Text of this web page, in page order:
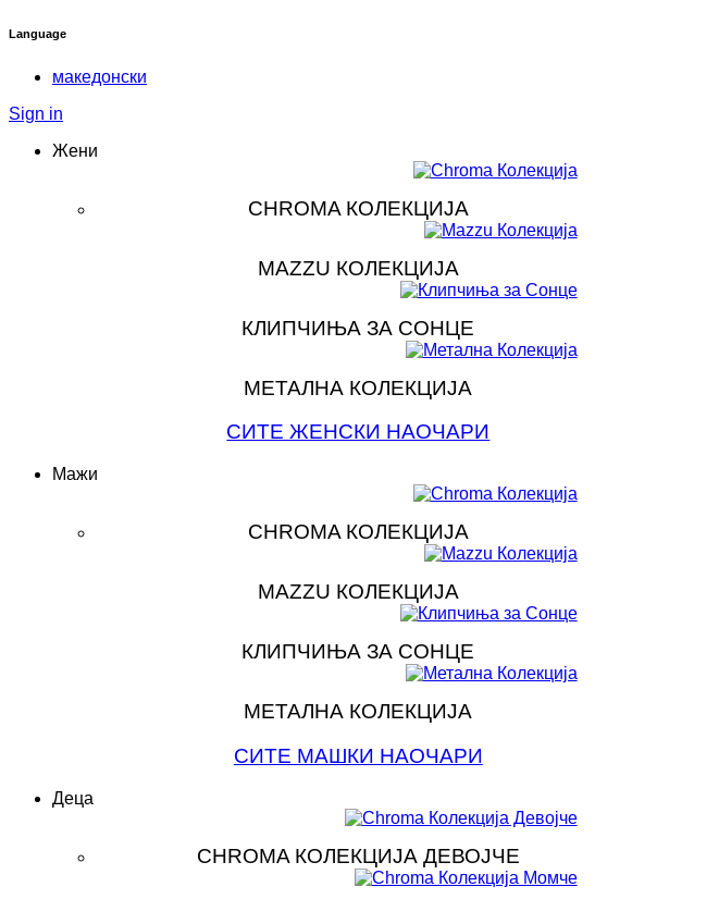
Language
македонски
Sign in
Жени
CHROMA КОЛЕКЦИЈА
MAZZU КОЛЕКЦИЈА
КЛИПЧИЊА ЗА СОНЦЕ
МЕТАЛНА КОЛЕКЦИЈА
СИТЕ ЖЕНСКИ НАОЧАРИ
Мажи
CHROMA КОЛЕКЦИЈА
MAZZU КОЛЕКЦИЈА
КЛИПЧИЊА ЗА СОНЦЕ
МЕТАЛНА КОЛЕКЦИЈА
СИТЕ МАШКИ НАОЧАРИ
Деца
CHROMA КОЛЕКЦИЈА ДЕВОЈЧЕ